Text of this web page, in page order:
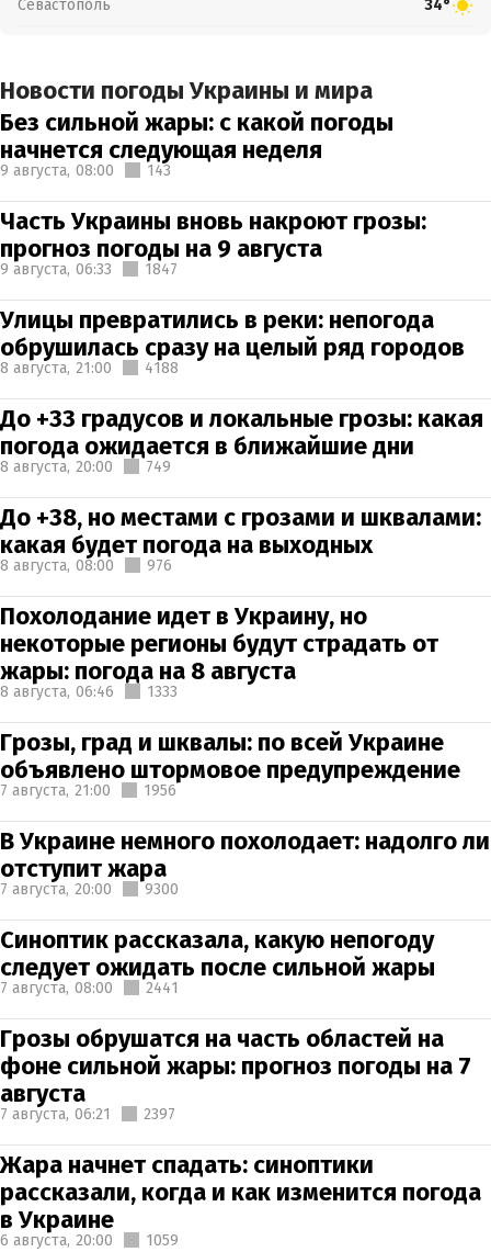
Севастополь 34°
Новости погоды Украины и мира
Без сильной жары: с какой погоды
начнется следующая неделя
9 августа, 08:00 143
Часть Украины вновь накроют грозы:
прогноз погоды на 9 августа
9 августа, 06:33 1847
Улицы превратились в реки: непогода
обрушилась сразу на целый ряд городов
8 августа, 21:00 4188
До +33 градусов и локальные грозы: какая
погода ожидается в ближайшие дни
8 августа, 20:00 749
До +38, но местами с грозами и шквалами:
какая будет погода на выходных
8 августа, 08:00 976
Похолодание идет в Украину, но
некоторые регионы будут страдать от
жары: погода на 8 августа
8 августа, 06:46 1333
Грозы, град и шквалы: по всей Украине
объявлено штормовое предупреждение
7 августа, 21:00 1956
В Украине немного похолодает: надолго ли
отступит жара
7 августа, 20:00 9300
Синоптик рассказала, какую непогоду
следует ожидать после сильной жары
7 августа, 08:00 2441
Грозы обрушатся на часть областей на
фоне сильной жары: прогноз погоды на 7
августа
7 августа, 06:21 2397
Жара начнет спадать: синоптики
рассказали, когда и как изменится погода
в Украине
6 августа, 20:00 1059